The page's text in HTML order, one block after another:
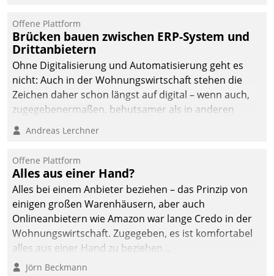
Einsparungen durch optimierte und automatisierte
Prozesse. Doch man darf nicht zu viel erwarten: Allein
mit der Einführung einer neuen Software ist es nicht
getan. Die Digitalisierung erfordert von Unternehmen
die Bereitschaft, sich zu überprüfen, zu hinterfragen
und zu verändern.
Offene Plattform
Brücken bauen zwischen ERP-System und
Drittanbietern
Ohne Digitalisierung und Automatisierung geht es
nicht: Auch in der Wohnungswirtschaft stehen die
Zeichen daher schon längst auf digital – wenn auch,
zugegebenermaßen, behutsamer als in anderen
Branchen.
Andreas Lerchner
Offene Plattform
Alles aus einer Hand?
Alles bei einem Anbieter beziehen – das Prinzip von
einigen großen Warenhäusern, aber auch
Onlineanbietern wie Amazon war lange Credo in der
Wohnungswirtschaft. Zugegeben, es ist komfortabel
alles aus einer Hand zu beziehen...
Jörn Beckmann